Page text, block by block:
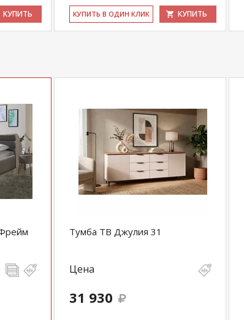
КУПИТЬ КУ­ПИТЬ В ОДИН КЛИК КУПИТЬ
Тумба ТВ Джулия 31
Цена
31 930